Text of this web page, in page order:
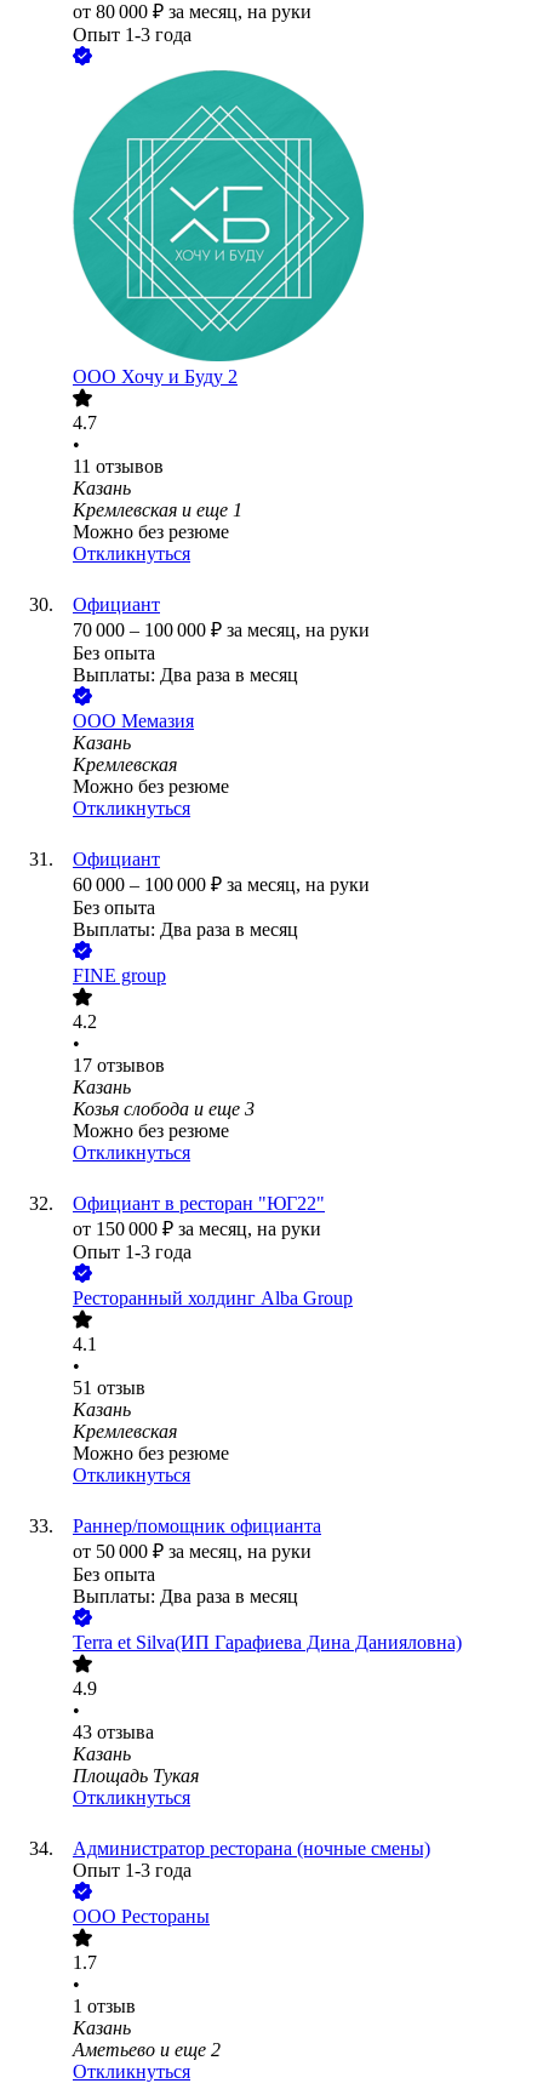
от 80 000 ₽ за месяц, на руки
Опыт 1-3 года
ООО Хочу и Буду 2
4.7
•
11 отзывов
Казань
Кремлевская и еще 1
Можно без резюме
Откликнуться
Официант
70 000 – 100 000 ₽ за месяц, на руки
Без опыта
Выплаты: Два раза в месяц
ООО Мемазия
Казань
Кремлевская
Можно без резюме
Откликнуться
Официант
60 000 – 100 000 ₽ за месяц, на руки
Без опыта
Выплаты: Два раза в месяц
FINE group
4.2
•
17 отзывов
Казань
Козья слобода и еще 3
Можно без резюме
Откликнуться
Официант в ресторан "ЮГ22"
от 150 000 ₽ за месяц, на руки
Опыт 1-3 года
Ресторанный холдинг Alba Group
4.1
•
51 отзыв
Казань
Кремлевская
Можно без резюме
Откликнуться
Раннер/помощник официанта
от 50 000 ₽ за месяц, на руки
Без опыта
Выплаты: Два раза в месяц
Terra et Silva(ИП Гарафиева Дина Данияловна)
4.9
•
43 отзыва
Казань
Площадь Тукая
Откликнуться
Администратор ресторана (ночные смены)
Опыт 1-3 года
ООО Рестораны
1.7
•
1 отзыв
Казань
Аметьево и еще 2
Откликнуться